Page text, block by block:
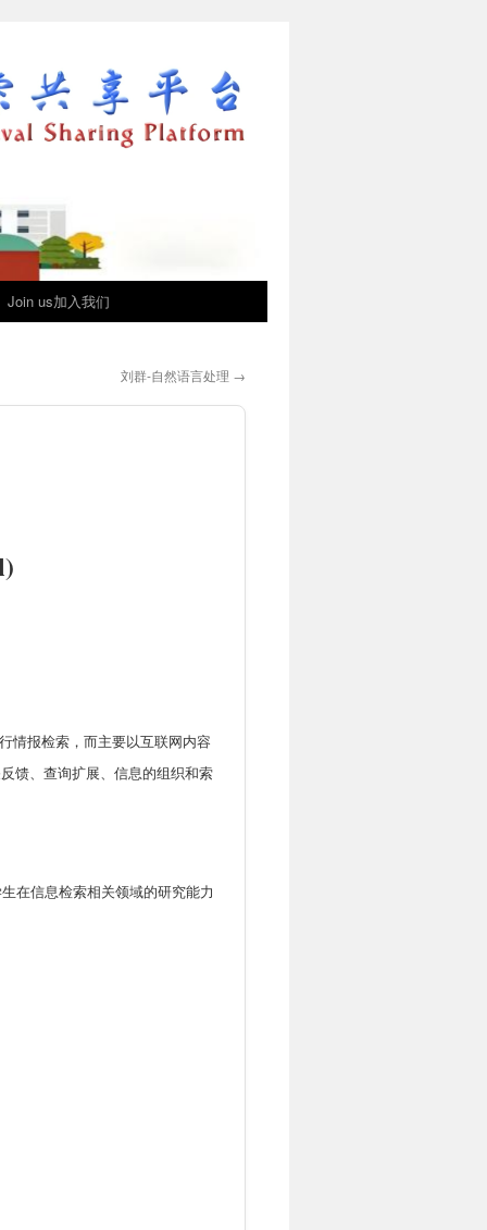
Join us加入我们
刘群-自然语言处理 →
情报检索，而主要以互联网内容
馈、查询扩展、信息的组织和索
在信息检索相关领域的研究能力